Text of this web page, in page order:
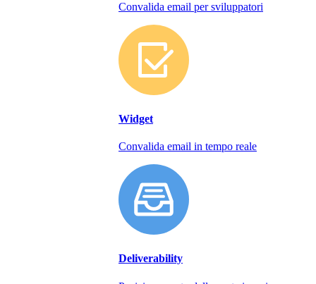
Convalida email per sviluppatori
Widget
Convalida email in tempo reale
Deliverability